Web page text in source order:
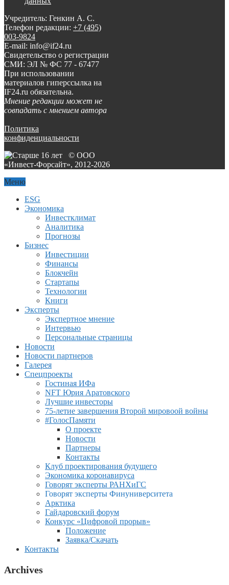
Учредитель: Генкин А. С.
Телефон редакции: +7 (495)
003-9824
E-mail: info@if24.ru
Свидетельство о регистрации
СМИ: ЭЛ № ФС 77 - 67477
При использовании
материалов гиперссылка на
IF24.ru обязательна.
Мнение редакции может не
совпадать с мнением автора
Политика
конфиденциальности
© ООО
«Инвест-Форсайт», 2012-2026
Меню
ESG
Экономика
Инвестклимат
Аналитика
Прогнозы
Бизнес
Инвестиции
Финансы
Блокчейн
Стартапы
Технологии
Книги
Эксперты
Экспертное мнение
Интервью
Персональные страницы
Новости
Новости партнеров
Галерея
Спецпроекты
Гостиная ИФа
NFT Юрия Аратовского
Лучшие инвесторы
75-летие завершения Второй мировоой войны
#ГолосПамяти
О проекте
Новости
Партнеры
Контакты
Клуб проектирования будущего
Экономика коронавируса
Говорят эксперты РАНХиГС
Говорят эксперты Финуниверситета
Арктика
Гайдаровский форум
Конкурс «Цифровой прорыв»
Положение
Заявка/Скачать
Контакты
Archives